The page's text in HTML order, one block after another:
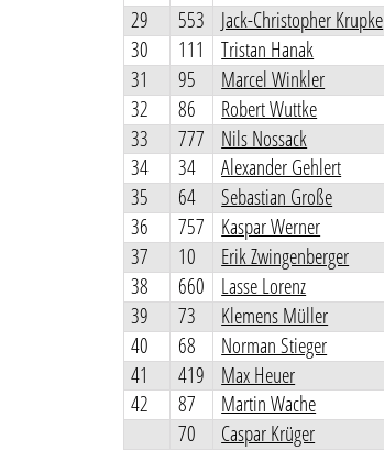
29
553 Jack-Christopher Krupke
30
111 Tristan Hanak
31
95 Marcel Winkler
32
86 Robert Wuttke
33
777 Nils Nossack
34
34 Alexander Gehlert
35
64 Sebastian Große
36
757 Kaspar Werner
37
10 Erik Zwingenberger
38
660 Lasse Lorenz
39
73 Klemens Müller
40
68 Norman Stieger
41
419 Max Heuer
42
87 Martin Wache
70
Caspar Krüger